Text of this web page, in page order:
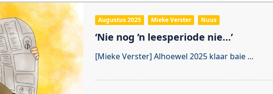
Augustus 2025 Mieke Verster Nuus
‘Nie nog ’n leesperiode nie…’
[Mieke Verster] Alhoewel 2025 klaar baie ...